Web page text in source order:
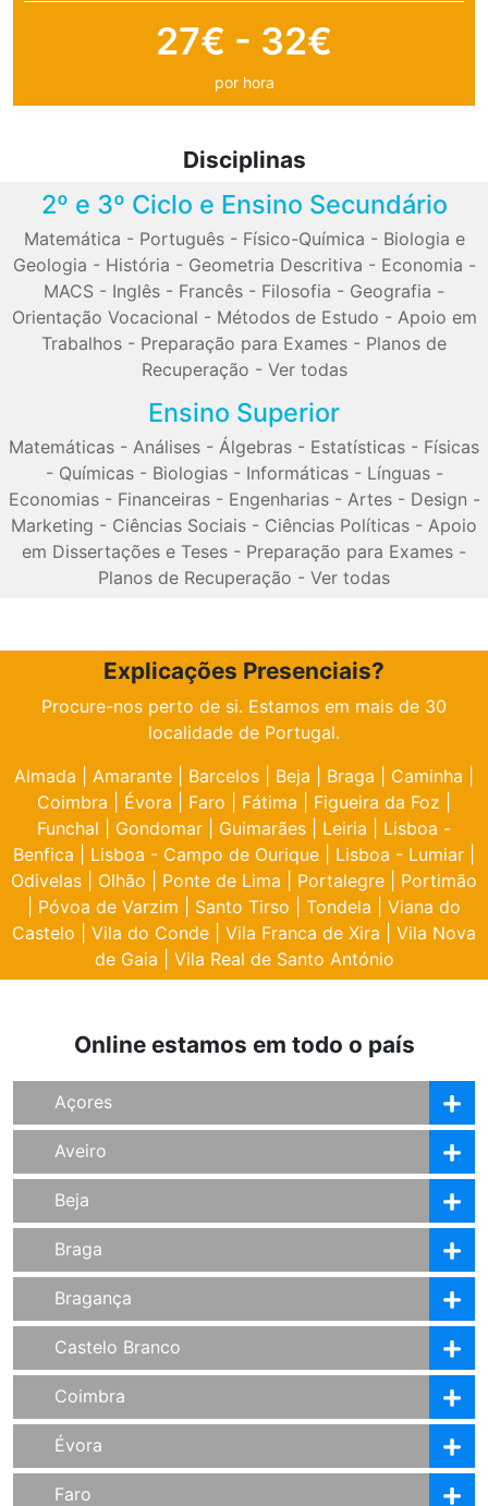
27€ - 32€
por hora
Disciplinas
2º e 3º Ciclo e Ensino Secundário
Matemática - Português- Físico-Química - Biologia e
Geologia - História - Geometria Descritiva - Economia -
MACS - Inglês - Francês - Filosofia - Geografia -
Orientação Vocacional - Métodos de Estudo - Apoio em
Trabalhos - Preparação para Exames - Planos de
Recuperação - Ver todas
Ensino Superior
Matemáticas - Análises - Álgebras - Estatísticas - Físicas
- Químicas- Biologias- Informáticas- Línguas-
Economias- Financeiras- Engenharias- Artes- Design -
Marketing - Ciências Sociais - Ciências Políticas - Apoio
em Dissertações e Teses - Preparação para Exames -
Planos de Recuperação - Ver todas
Explicações Presenciais?
Procure-nos perto de si. Estamos em mais de 30
localidade de Portugal.
Almada
Amarante Barcelos Beja Braga Caminha
Coimbra
Évora Faro Fátima Figueira da Foz
Funchal
Gondomar Guimarães Leiria
Lisboa -
Benfica
Lisboa - Campo de Ourique Lisboa - Lumiar
Odivelas
Olhão Ponte de Lima Portalegre
Portimão
Póvoa de Varzim Santo Tirso Tondela
Viana do
Castelo
Vila do Conde Vila Franca de Xira
Vila Nova
de Gaia
Vila Real de Santo António
Online estamos em todo o país
Açores
Aveiro
Beja
Braga
Bragança
Castelo Branco
Coimbra
Évora
Faro